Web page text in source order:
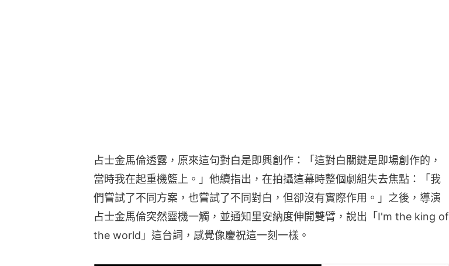
占士金馬倫透露，原來這句對白是即興創作：「這對白關鍵是即場創作的，
當時我在起重機籃上。」他續指出，在拍攝這幕時整個劇組失去焦點：「我
們嘗試了不同方案，也嘗試了不同對白，但卻沒有實際作用。」之後，導演
占士金馬倫突然靈機一觸，並通知里安納度伸開雙臂，說出「I'm the king of
the world」這台詞，感覺像慶祝這一刻一樣。